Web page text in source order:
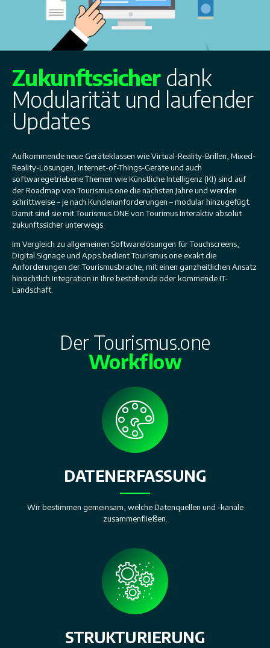
Zukunftssicher dank
Modularität und laufender
Updates
Aufkommende neue Geräteklassen wie Virtual-Reality-Brillen, Mixed-
Reality-Lösungen, Internet-of-Things-Geräte und auch
softwaregetriebene Themen wie Künstliche Intelligenz (KI) sind auf
der Roadmap von Tourismus.one die nächsten Jahre und werden
schrittweise – je nach Kundenanforderungen – modular hinzugefügt.
Damit sind sie mit Tourismus.ONE von Tourimus Interaktiv absolut
zukunftssicher unterwegs.
Im Vergleich zu allgemeinen Softwarelösungen für Touchscreens,
Digital Signage und Apps bedient Tourismus.one exakt die
Anforderungen der Tourismusbrache, mit einen ganzheitlichen Ansatz
hinsichtlich Integration in Ihre bestehende oder kommende IT-
Landschaft.
Der Tourismus.one
Workflow
DATENERFASSUNG
Wir bestimmen gemeinsam, welche Datenquellen und -kanäle
zusammenfließen.
STRUKTURIERUNG